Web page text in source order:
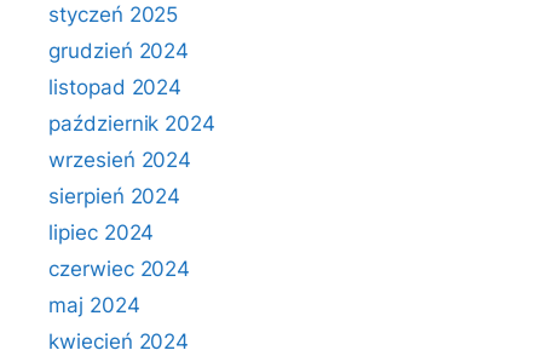
styczeń 2025
grudzień 2024
listopad 2024
październik 2024
wrzesień 2024
sierpień 2024
lipiec 2024
czerwiec 2024
maj 2024
kwiecień 2024